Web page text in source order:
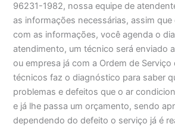
96231-1982, nossa equipe de
as informações necessárias, assim
com as informações, você agenda o
atendimento, um técnico será enviado
ou empresa já com a Ordem de Serviço
técnicos faz o diagnóstico para saber
problemas e defeitos que o ar
e já lhe passa um orçamento, sendo
dependendo do defeito o serviço já é